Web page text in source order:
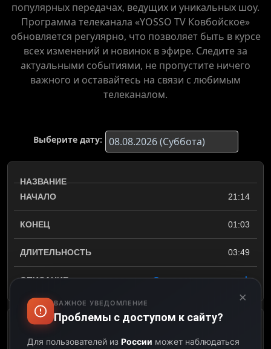
популярных передачах, ведущих и уникальных шоу.
Программа телеканала «YOSSO TV Ковбойское»
обновляется регулярно, что позволяет быть в курсе
всех изменений и новинок в эфире. Следите за
актуальными событиями, не пропустите ничего
важного и оставайтесь на связи с любимым
телеканалом.
Выберите дату:
21:14
01:03
03:49
Открыть описание
×
ВАЖНОЕ УВЕДОМЛЕНИЕ
Проблемы с доступом к сайту?
Для пользователей из России может наблюдаться